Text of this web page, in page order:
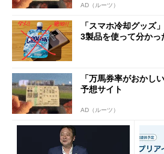
AD（ルーツ）
「スマホ冷却グッ
3製品を使って分かっ
「万馬券率がおかし
予想サイト
AD（ルーツ）